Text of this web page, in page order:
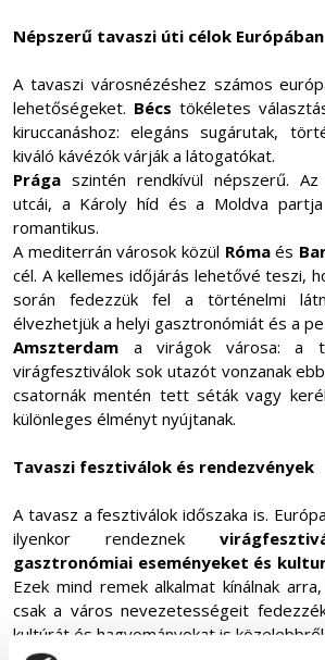
Népszerű tavaszi úti célok Európában
A tavaszi városnézéshez számos
lehetőségeket. Bécs tökéletes
kiruccanáshoz: elegáns sugárutak,
kiváló kávézók várják a látogatókat.
Prága szintén rendkívül népszerű.
utcái, a Károly híd és a Moldva partja
romantikus.
A mediterrán városok közül Rómaés
cél. A kellemes időjárás lehetővé teszi,
során fedezzük fel a történelmi
élvezhetjük a helyi gasztronómiát és a
Amszterdam a virágok városa: a
virágfesztiválok sok utazót vonzanak
csatornák mentén tett séták vagy
különleges élményt nyújtanak.
Tavaszi fesztiválok és rendezvények
A tavasz a fesztiválok időszaka is.
ilyenkor rendeznek
gasztronómiai eseményeket és
Ezek mind remek alkalmat kínálnak
csak a város nevezetességeit
kultúrát és hagyományokat is